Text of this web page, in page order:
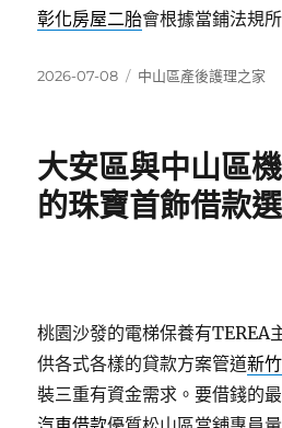
彰化房屋二胎會根據當鋪法規
發
2026-07-08
分
中山區產後護理之家
大安區與中山區
的珠寶首飾借款
桃園沙發的電梯保養有TEREA
供各式各樣的貸款方案管道新
裝三重有資金需求。要借錢的